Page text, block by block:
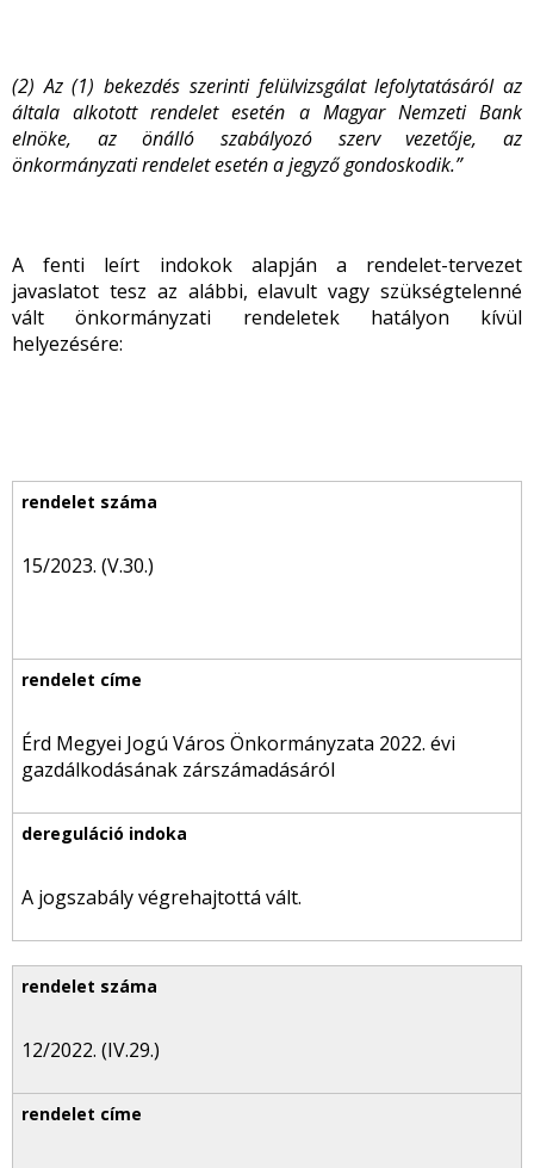
(2) Az (1) bekezdés szerinti felülvizsgálat lefolytatásáról az
általa alkotott rendelet esetén a Magyar Nemzeti Bank
elnöke, az önálló szabályozó szerv vezetője, az
önkormányzati rendelet esetén a jegyző gondoskodik.”
A fenti leírt indokok alapján a rendelet-tervezet
javaslatot tesz az alábbi, elavult vagy szükségtelenné
vált önkormányzati rendeletek hatályon kívül
helyezésére:
15/2023. (V.30.)
Érd Megyei Jogú Város Önkormányzata 2022. évi
gazdálkodásának zárszámadásáról
A jogszabály végrehajtottá vált.
12/2022. (IV.29.)